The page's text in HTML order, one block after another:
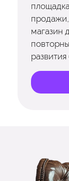
продажи,
магазин